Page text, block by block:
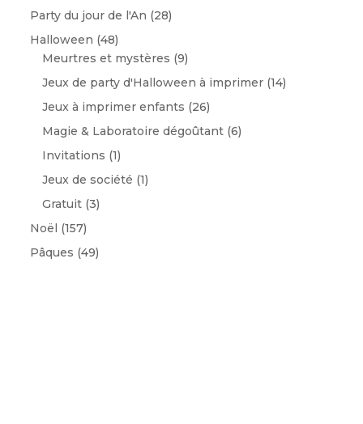
Party du jour de l'An (28)
Halloween (48)
Meurtres et mystères (9)
Jeux de party d'Halloween à imprimer (14)
Jeux à imprimer enfants (26)
Magie & Laboratoire dégoûtant (6)
Invitations (1)
Jeux de société (1)
Gratuit (3)
Noël (157)
Pâques (49)